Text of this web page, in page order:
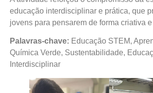
educação interdisciplinar e prática, que
jovens para pensarem de forma criativa
Palavras-chave: Educação STEM,
Química Verde, Sustentabilidade,
Interdisciplinar